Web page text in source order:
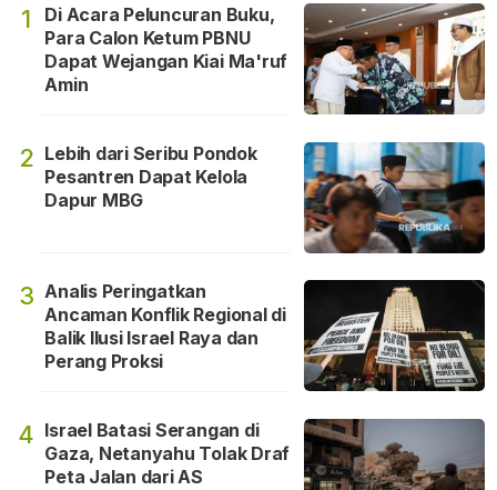
1
Di Acara Peluncuran Buku,
Para Calon Ketum PBNU
Dapat Wejangan Kiai Ma'ruf
Amin
2 Lebih dari Seribu Pondok
Pesantren Dapat Kelola
Dapur MBG
3 Analis Peringatkan
Ancaman Konflik Regional di
Balik Ilusi Israel Raya dan
Perang Proksi
4 Israel Batasi Serangan di
Gaza, Netanyahu Tolak Draf
Peta Jalan dari AS